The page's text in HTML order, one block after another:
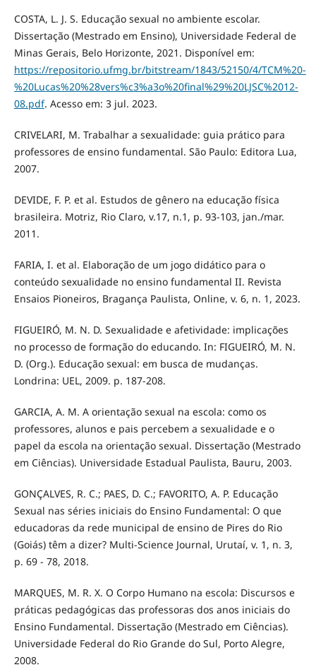
COSTA, L. J. S. Educação sexual no ambiente escolar.
Dissertação (Mestrado em Ensino), Universidade Federal de
Minas Gerais, Belo Horizonte, 2021. Disponível em:
https://repositorio.ufmg.br/bitstream/1843/52150/4/TCM%20-
%20Lucas%20%28vers%c3%a3o%20final%29%20LJSC%2012-
08.pdf. Acesso em: 3 jul. 2023.
CRIVELARI, M. Trabalhar a sexualidade: guia prático para
professores de ensino fundamental. São Paulo: Editora Lua,
2007.
DEVIDE, F. P. et al. Estudos de gênero na educação física
brasileira. Motriz, Rio Claro, v.17, n.1, p. 93-103, jan./mar.
2011.
FARIA, I. et al. Elaboração de um jogo didático para o
conteúdo sexualidade no ensino fundamental II. Revista
Ensaios Pioneiros, Bragança Paulista, Online, v. 6, n. 1, 2023.
FIGUEIRÓ, M. N. D. Sexualidade e afetividade: implicações
no processo de formação do educando. In: FIGUEIRÓ, M. N.
D. (Org.). Educação sexual: em busca de mudanças.
Londrina: UEL, 2009. p. 187-208.
GARCIA, A. M. A orientação sexual na escola: como os
professores, alunos e pais percebem a sexualidade e o
papel da escola na orientação sexual. Dissertação (Mestrado
em Ciências). Universidade Estadual Paulista, Bauru, 2003.
GONÇALVES, R. C.; PAES, D. C.; FAVORITO, A. P. Educação
Sexual nas séries iniciais do Ensino Fundamental: O que
educadoras da rede municipal de ensino de Pires do Rio
(Goiás) têm a dizer? Multi-Science Journal, Urutaí, v. 1, n. 3,
p. 69 - 78, 2018.
MARQUES, M. R. X. O Corpo Humano na escola: Discursos e
práticas pedagógicas das professoras dos anos iniciais do
Ensino Fundamental. Dissertação (Mestrado em Ciências).
Universidade Federal do Rio Grande do Sul, Porto Alegre,
2008.